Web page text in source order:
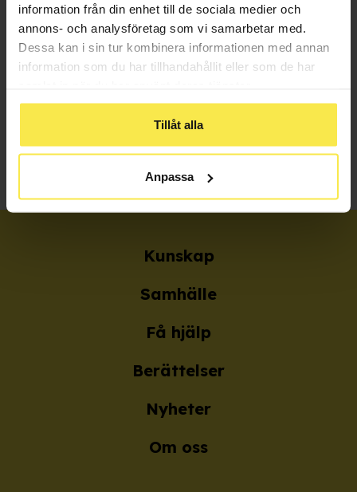
information från din enhet till de sociala medier och
annons- och analysföretag som vi samarbetar med.
Dessa kan i sin tur kombinera informationen med annan
information som du har tillhandahållit eller som de har
Tillåt alla
Anpassa
Berättelse
I den här texten tipsar vi om böcker som handlar om
föräldrar som dricker för mycket.
Alkohol,Problem i familjen
Kunskap
Samhälle
Få hjälp
Berättelser
Nyheter
Om oss